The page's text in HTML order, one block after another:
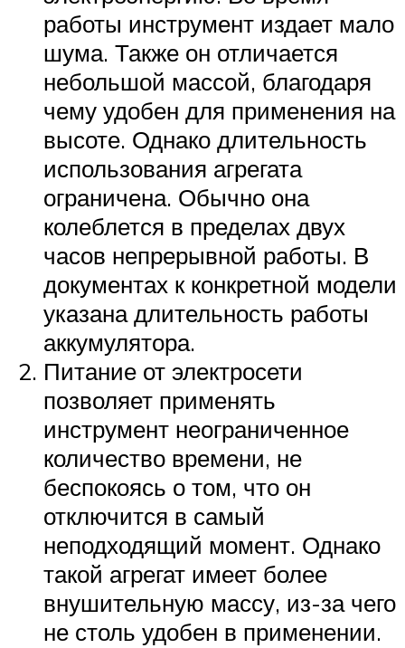
работы инструмент издает мало
шума. Также он отличается
небольшой массой, благодаря
чему удобен для применения на
высоте. Однако длительность
использования агрегата
ограничена. Обычно она
колеблется в пределах двух
часов непрерывной работы. В
документах к конкретной модели
указана длительность работы
аккумулятора.
Питание от электросети
позволяет применять
инструмент неограниченное
количество времени, не
беспокоясь о том, что он
отключится в самый
неподходящий момент. Однако
такой агрегат имеет более
внушительную массу, из-за чего
не столь удобен в применении.